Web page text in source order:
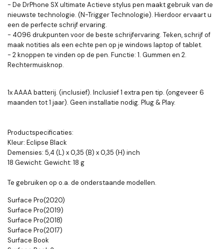
- De DrPhone SX ultimate Actieve stylus pen maakt gebruik van de
nieuwste technologie. (N-Trigger Technologie). Hierdoor ervaart u
een de perfecte schrijf ervaring.
- 4096 drukpunten voor de beste schrijfervaring. Teken, schrijf of
maak notities als een echte pen op je windows laptop of tablet.
- 2 knoppen te vinden op de pen. Functie: 1. Gummen en 2.
Rechtermuisknop.
1x AAAA batterij. (inclusief). Inclusief 1 extra pen tip. (ongeveer 6
maanden tot 1 jaar). Geen installatie nodig. Plug & Play.
Productspecificaties:
Kleur: Eclipse Black
Demensies: 5,4 (L) x 0,35 (B) x 0,35 (H) inch
18 Gewicht: Gewicht: 18 g
Te gebruiken op o.a. de onderstaande modellen.
Surface Pro(2020)
Surface Pro(2019)
Surface Pro(2018)
Surface Pro(2017)
Surface Book